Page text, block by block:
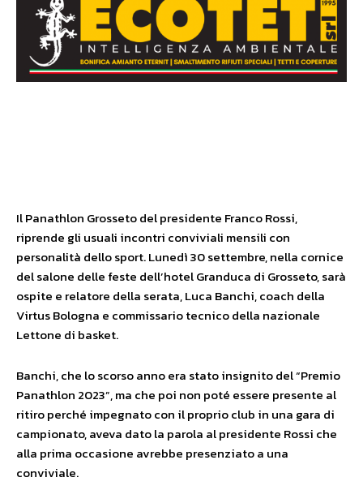
Il Panathlon Grosseto del presidente Franco Rossi,
riprende gli usuali incontri conviviali mensili con
personalità dello sport. Lunedì 30 settembre, nella cornice
del salone delle feste dell’hotel Granduca di Grosseto, sarà
ospite e relatore della serata, Luca Banchi, coach della
Virtus Bologna e commissario tecnico della nazionale
Lettone di basket.
Banchi, che lo scorso anno era stato insignito del “Premio
Panathlon 2023”, ma che poi non poté essere presente al
ritiro perché impegnato con il proprio club in una gara di
campionato, aveva dato la parola al presidente Rossi che
alla prima occasione avrebbe presenziato a una
conviviale.